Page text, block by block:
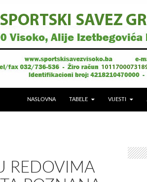
NASLOVNA TABELE VIJESTI
REDOVIMA